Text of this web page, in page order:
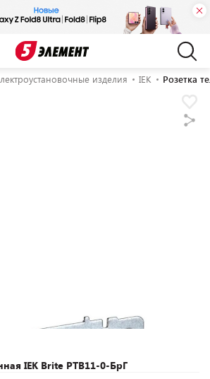
изделия IEK Розетка
IEK Brite РТВ11-0-БрГ